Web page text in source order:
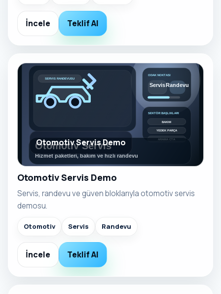
İncele Teklif Al
Otomotiv Servis Demo
Otomotiv Servis Demo
Servis, randevu ve güven bloklarıyla otomotiv servis
demosu.
Otomotiv Servis Randevu
İncele Teklif Al